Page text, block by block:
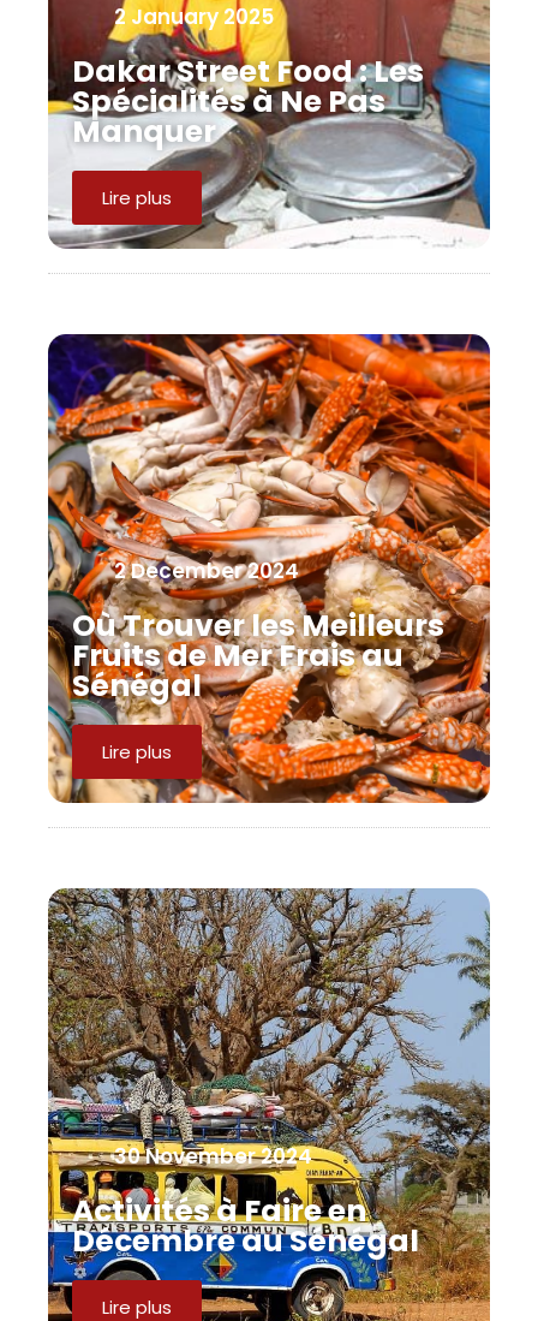
2 January 2025
Dakar Street Food : Les
Spécialités à Ne Pas
Manquer
Lire plus
2 December 2024
Où Trouver les Meilleurs
Fruits de Mer Frais au
Sénégal
Lire plus
30 November 2024
Activités à Faire en
Décembre au Sénégal
Lire plus